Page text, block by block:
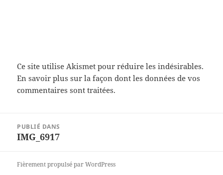
Ce site utilise Akismet pour réduire les indésirables.
En savoir plus sur la façon dont les données de vos
commentaires sont traitées.
l’article
PUBLIÉ DANS
IMG_6917
Fièrement propulsé par WordPress